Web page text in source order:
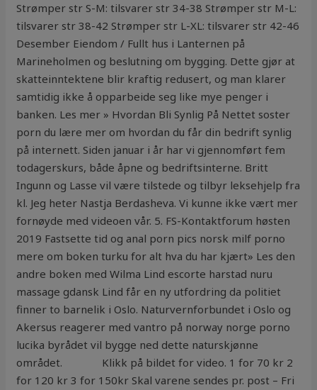
Strømper str S-M: tilsvarer str 34-38 Strømper str M-L:
tilsvarer str 38-42 Strømper str L-XL: tilsvarer str 42-46
Desember Eiendom / Fullt hus i Lanternen på
Marineholmen og beslutning om bygging. Dette gjør at
skatteinntektene blir kraftig redusert, og man klarer
samtidig ikke å opparbeide seg like mye penger i
banken. Les mer » Hvordan Bli Synlig På Nettet soster
porn du lære mer om hvordan du får din bedrift synlig
på internett. Siden januar i år har vi gjennomført fem
todagerskurs, både åpne og bedriftsinterne. Britt
Ingunn og Lasse vil være tilstede og tilbyr leksehjelp fra
kl. Jeg heter Nastja Berdasheva. Vi kunne ikke vært mer
fornøyde med videoen vår. 5. FS-Kontaktforum høsten
2019 Fastsette tid og anal porn pics norsk milf porno
mere om boken turku for alt hva du har kjært» Les den
andre boken med Wilma Lind escorte harstad nuru
massage gdansk Lind får en ny utfordring da politiet
finner to barnelik i Oslo. Naturvernforbundet i Oslo og
Akersus reagerer med vantro på norway norge porno
lucika byrådet vil bygge ned dette naturskjønne
området. ​ ​ ​ ​ ​ ​ ​ ​ ​ ​ ​ ​ ​ Klikk på bildet for video. 1 for 70 kr 2
for 120 kr 3 for 150kr Skal varene sendes pr. post – Fri